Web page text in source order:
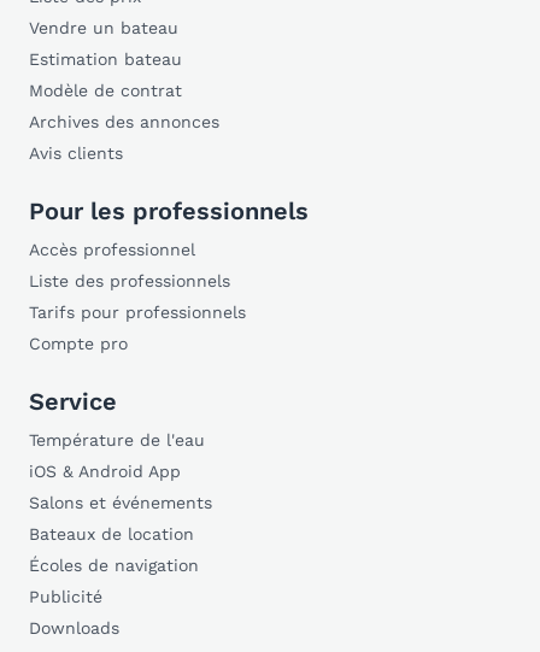
Vendre un bateau
Estimation bateau
Modèle de contrat
Archives des annonces
Avis clients
Pour les professionnels
Accès professionnel
Liste des professionnels
Tarifs pour professionnels
Compte pro
Service
Température de l'eau
iOS & Android App
Salons et événements
Bateaux de location
Écoles de navigation
Publicité
Downloads